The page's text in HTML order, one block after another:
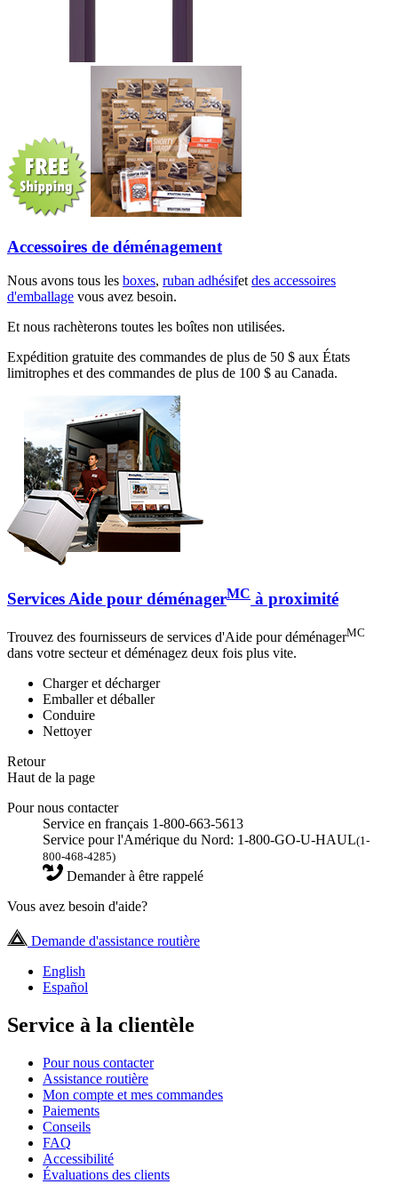
Accessoires de déménagement
Nous avons tous les boxes, ruban adhésifetdes accessoires
d'emballage vous avez besoin.
Et nous rachèterons toutes les boîtes non utilisées.
Expédition gratuite des commandes de plus de 50 $ aux États
limitrophes et des commandes de plus de 100 $ au Canada.
Services Aide pour déménagerMC à proximité
Trouvez des fournisseurs de services d'Aide pour déménagerMC
dans votre secteur et déménagez deux fois plus vite.
Charger et décharger
Emballer et déballer
Conduire
Nettoyer
Retour
Haut de la page
Pour nous contacter
Service en français 1-800-663-5613
Service pour l'Amérique du Nord: 1-800-GO-U-HAUL(1-
800-468-4285)
Demander à être rappelé
Vous avez besoin d'aide?
Demande d'assistance routière
English
Español
Service à la clientèle
Pour nous contacter
Assistance routière
Mon compte et mes commandes
Paiements
Conseils
FAQ
Accessibilité
Évaluations des clients